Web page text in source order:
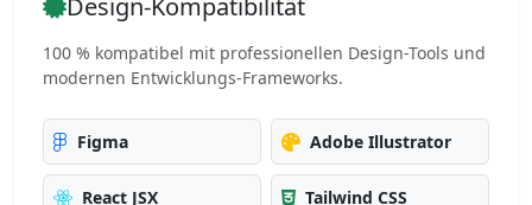
Design-Kompatibilität
100 % kompatibel mit professionellen Design-Tools und
modernen Entwicklungs-Frameworks.
Figma Adobe Illustrator
React JSX Tailwind CSS